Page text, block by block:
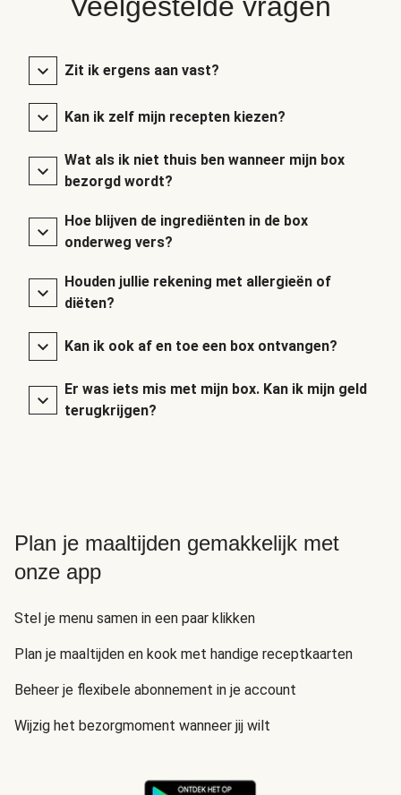
Zit ik ergens aan vast?
Kan ik zelf mijn recepten kiezen?
Wat als ik niet thuis ben wanneer mijn box
bezorgd wordt?
Hoe blijven de ingrediënten in de box
onderweg vers?
Houden jullie rekening met allergieën of
diëten?
Kan ik ook af en toe een box ontvangen?
Er was iets mis met mijn box. Kan ik mijn geld
terugkrijgen?
Plan je maaltijden gemakkelijk met
onze app
Stel je menu samen in een paar klikken
Plan je maaltijden en kook met handige receptkaarten
Beheer je flexibele abonnement in je account
Wijzig het bezorgmoment wanneer jij wilt